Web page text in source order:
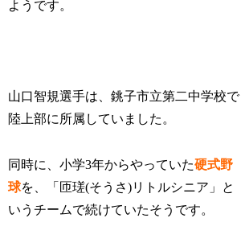
ようです。
山口智規選手は、銚子市立第二中学校で
陸上部に所属していました。
同時に、小学3年からやっていた硬式野
球を、「匝瑳(そうさ)リトルシニア」と
いうチームで続けていたそうです。